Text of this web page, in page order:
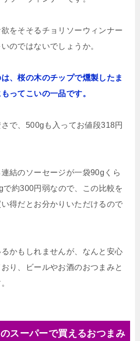
をそそるチョリソーウィンナー
のではないでしょうか。
、桜の木のチップで燻製したま
ってこいの一品です。
で、500gも入ってお値段318円
結のソーセージが一袋90gくら
で約300円弱なので、この比較を
得だとお分かりいただけるので
かもしれませんが、なんと安心
り、ビールやお酒のおつまみと
スーパーで買えるおつまみ